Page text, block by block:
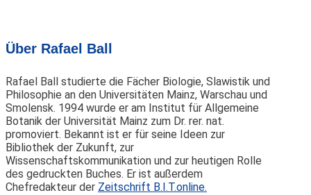
Über Rafael Ball
Rafael Ball studierte die Fächer Biologie, Slawistik und
Philosophie an den Universitäten Mainz, Warschau und
Smolensk. 1994 wurde er am Institut für Allgemeine
Botanik der Universität Mainz zum Dr. rer. nat.
promoviert. Bekannt ist er für seine Ideen zur
Bibliothek der Zukunft, zur
Wissenschaftskommunikation und zur heutigen Rolle
des gedruckten Buches. Er ist außerdem
Chefredakteur der Zeitschrift B.I.T.online.